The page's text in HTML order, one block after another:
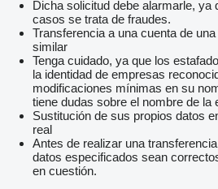
Dicha solicitud debe alarmarle, ya
casos se trata de fraudes.
Transferencia a una cuenta de
similar
Tenga cuidado, ya que los
la identidad de empresas
modificaciones mínimas en su
tiene dudas sobre el nombre de la
Sustitución de sus propios datos
real
Antes de realizar una
datos especificados sean
en cuestión.